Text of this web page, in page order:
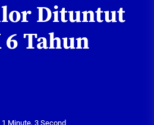
Dituntut
6 Tahun
1 Minute, 3 Second